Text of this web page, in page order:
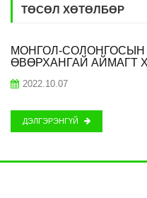
ТӨСӨЛ ХӨТӨЛБӨР
МОНГОЛ-СОЛОНГОСЫН
ӨВӨРХАНГАЙ АЙМАГТ
2022.10.07
ДЭЛГЭРЭНГҮЙ